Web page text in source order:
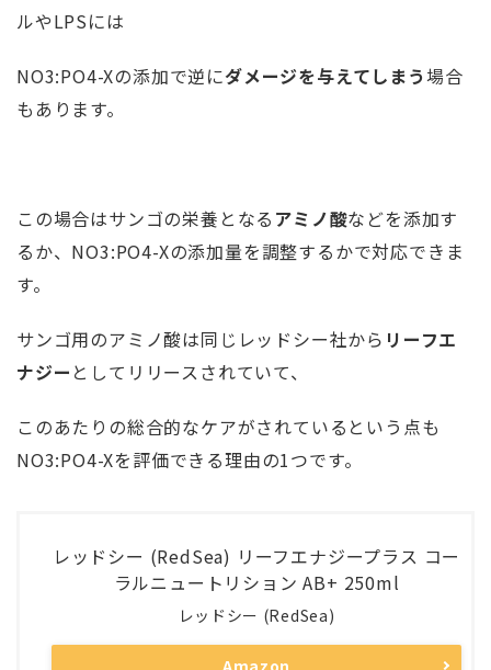
ルやLPSには
NO3:PO4-Xの添加で逆にダメージを与えてしまう場合
もあります。
この場合はサンゴの栄養となる アミノ酸などを添加す
るか、NO3:PO4-Xの添加量を調整するかで対応できま
す。
サンゴ用のアミノ酸は同じレッドシー社から リーフエ
ナジー としてリリースされていて、
このあたりの総合的なケアがされているという点も
NO3:PO4-Xを評価できる理由の1つです。
レッドシー (RedSea) リーフエナジープラス コー
ラルニュートリション AB+ 250ml
レッドシー (RedSea)
Amazon